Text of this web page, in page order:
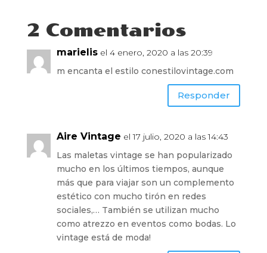
2 Comentarios
marielis el 4 enero, 2020 a las 20:39
m encanta el estilo conestilovintage.com
Responder
Aire Vintage el 17 julio, 2020 a las 14:43
Las maletas vintage se han popularizado
mucho en los últimos tiempos, aunque
más que para viajar son un complemento
estético con mucho tirón en redes
sociales,… También se utilizan mucho
como atrezzo en eventos como bodas. Lo
vintage está de moda!